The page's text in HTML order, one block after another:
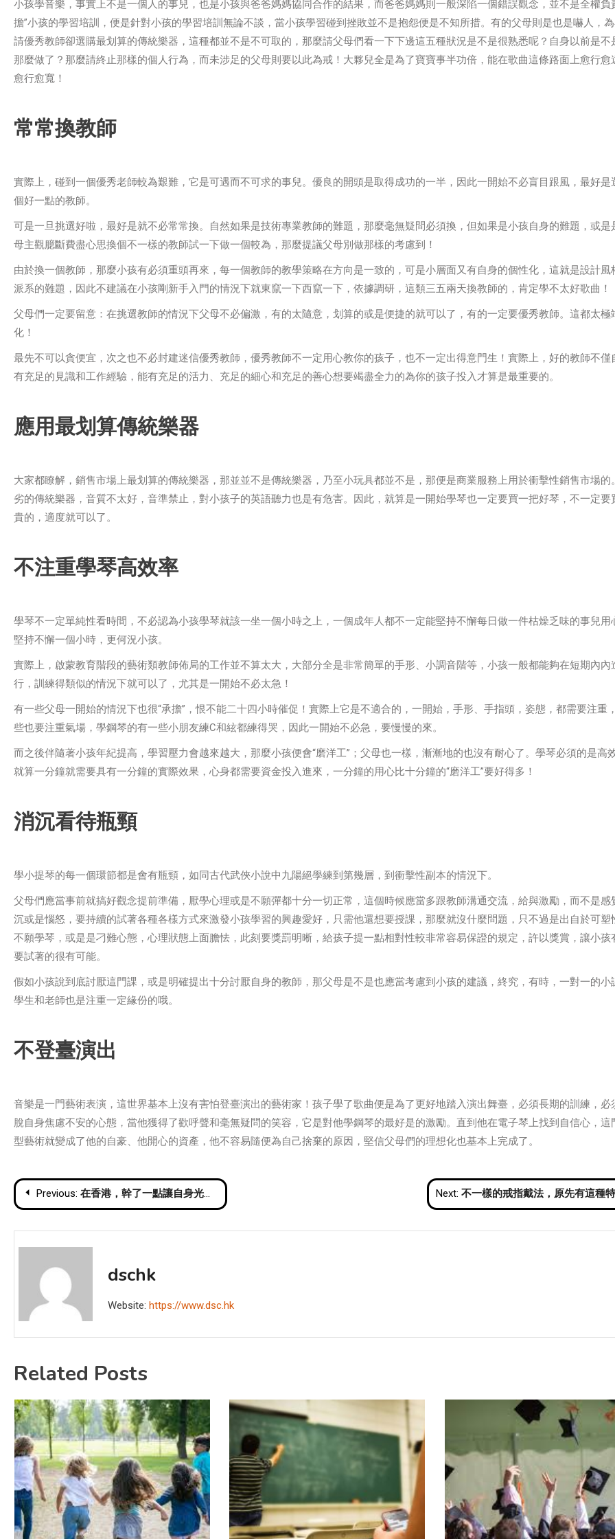
小孩學音樂，事實上不是一個人的事兒，也是小孩與爸爸媽媽協同合作的結果，而爸爸媽媽則一般深陷一個錯誤觀念，並不是全權負
擔”小孩的學習培訓，便是針對小孩的學習培訓無論不談，當小孩學習碰到挫敗並不是抱怨便是不知所措。有的父母則是也是嚇人，
請優秀教師卻選購最划算的傳統樂器，這種都並不是不可取的，那麼請父母們看一下下邊這五種狀況是不是很熟悉呢？自身以前是不
那麼做了？那麼請終止那樣的個人行為，而未涉足的父母則要以此為戒！大夥兒全是為了寶寶事半功倍，能在歌曲這條路面上愈行愈
愈行愈寬！
常常換教師
實際上，碰到一個優秀老師較為艱難，它是可遇而不可求的事兒。優良的開頭是取得成功的一半，因此一開始不必盲目跟風，最好是
個好一點的教師。
可是一旦挑選好啦，最好是就不必常常換。自然如果是技術專業教師的難題，那麼毫無疑問必須換，但如果是小孩自身的難題，或是
母主觀臆斷費盡心思換個不一樣的教師試一下做一個較為，那麼提議父母別做那樣的考慮到！
由於換一個教師，那麼小孩有必須重頭再來，每一個教師的教學策略在方向是一致的，可是小層面又有自身的個性化，這就是設計風
派系的難題，因此不建議在小孩剛新手入門的情況下就東竄一下西竄一下，依據調研，這類三五兩天換教師的，肯定學不太好歌曲！
父母們一定要留意：在挑選教師的情況下父母不必偏激，有的太隨意，划算的或是便捷的就可以了，有的一定要優秀教師。這都太極
化！
最先不可以貪便宜，次之也不必封建迷信優秀教師，優秀教師不一定用心教你的孩子，也不一定出得意門生！實際上，好的教師不僅
有充足的見識和工作經驗，能有充足的活力、充足的細心和充足的善心想要竭盡全力的為你的孩子投入才算是最重要的。
應用最划算傳統樂器
大家都瞭解，銷售市場上最划算的傳統樂器，那並並不是傳統樂器，乃至小玩具都並不是，那便是商業服務上用於衝擊性銷售市場的
劣的傳統樂器，音質不太好，音準禁止，對小孩子的英語聽力也是有危害。因此，就算是一開始學琴也一定要買一把好琴，不一定要
貴的，適度就可以了。
不注重學琴高效率
學琴不一定單純性看時間，不必認為小孩學琴就該一坐一個小時之上，一個成年人都不一定能堅持不懈每日做一件枯燥乏味的事兒用
堅持不懈一個小時，更何況小孩。
實際上，啟蒙教育階段的藝術類教師佈局的工作並不算太大，大部分全是非常簡單的手形、小調音階等，小孩一般都能夠在短期內內
行，訓練得類似的情況下就可以了，尤其是一開始不必太急！
有一些父母一開始的情況下也很“承擔”，恨不能二十四小時催促！實際上它是不適合的，一開始，手形、手指頭，姿態，都需要注重
些也要注重氣場，學鋼琴的有一些小朋友練C和絃都練得哭，因此一開始不必急，要慢慢的來。
而之後伴隨著小孩年紀提高，學習壓力會越來越大，那麼小孩便會“磨洋工”；父母也一樣，漸漸地的也沒有耐心了。學琴必須的是高
就算一分鐘就需要具有一分鐘的實際效果，心身都需要資金投入進來，一分鐘的用心比十分鐘的“磨洋工”要好得多！
消沉看待瓶頸
學小提琴的每一個環節都是會有瓶頸，如同古代武俠小說中九陽絕學練到第幾層，到衝擊性副本的情況下。
父母們應當事前就搞好觀念提前準備，厭學心理或是不願彈都十分一切正常，這個時候應當多跟教師溝通交流，給與激勵，而不是感
沉或是惱怒，要持續的試著各種各樣方式來激發小孩學習的興趣愛好，只需他還想要授課，那麼就沒什麼問題，只不過是出自於可塑
不願學琴，或是是刁難心態，心理狀態上面膽怯，此刻要獎罰明晰，給孩子提一點相對性較非常容易保證的規定，許以獎賞，讓小孩
要試著的很有可能。
假如小孩說到底討厭這門課，或是明確提出十分討厭自身的教師，那父母是不是也應當考慮到小孩的建議，終究，有時，一對一的小
學生和老師也是注重一定緣份的哦。
不登臺演出
音樂是一門藝術表演，這世界基本上沒有害怕登臺演出的藝術家！孩子學了歌曲便是為了更好地踏入演出舞臺，必須長期的訓練，必
脫自身焦慮不安的心態，當他獲得了歡呼聲和毫無疑問的笑容，它是對他學鋼琴的最好是的激勵。直到他在電子琴上找到自信心，這
型藝術就變成了他的自豪、他開心的資產，他不容易隨便為自己捨棄的原因，堅信父母們的理想化也基本上完成了。
Post
navigation
Previous: 在香港，幹了一點讓自身光彩照人的事兒 Next: 不一樣的戒指戴法，原先有這種特殊含義
dschk
Website: https://www.dsc.hk
Related Posts